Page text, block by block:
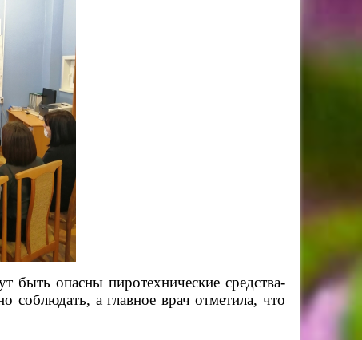
быть опасны пиротехнические средства-
соблюдать, а главное врач отметила, что